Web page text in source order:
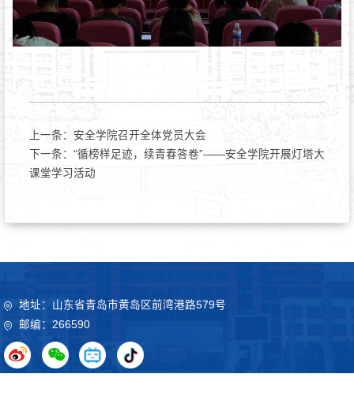
上一条： 安全学院召开全体党员大会
下一条： “循榜样足迹，续青春答卷”——安全学院开展灯塔大
课堂学习活动
地址：山东省青岛市黄岛区前湾港路579号
邮编：266590